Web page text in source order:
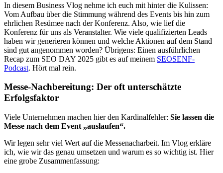
In diesem Business Vlog nehme ich euch mit hinter die Kulissen:
Vom Aufbau über die Stimmung während des Events bis hin zum
ehrlichen Resümee nach der Konferenz. Also, wie lief die
Konferenz für uns als Veranstalter. Wie viele qualifizierten Leads
haben wir generieren können und welche Aktionen auf dem Stand
sind gut angenommen worden? Übrigens: Einen ausführlichen
Recap zum SEO DAY 2025 gibt es auf meinem SEOSENF-
Podcast. Hört mal rein.
Messe-Nachbereitung: Der oft unterschätzte
Erfolgsfaktor
Viele Unternehmen machen hier den Kardinalfehler: Sie lassen die
Messe nach dem Event „auslaufen“.
Wir legen sehr viel Wert auf die Messenacharbeit. Im Vlog erkläre
ich, wie wir das genau umsetzen und warum es so wichtig ist. Hier
eine grobe Zusammenfassung: